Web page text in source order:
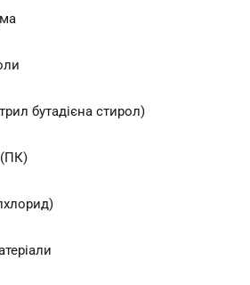
бутадієна стирол)
(ПК)